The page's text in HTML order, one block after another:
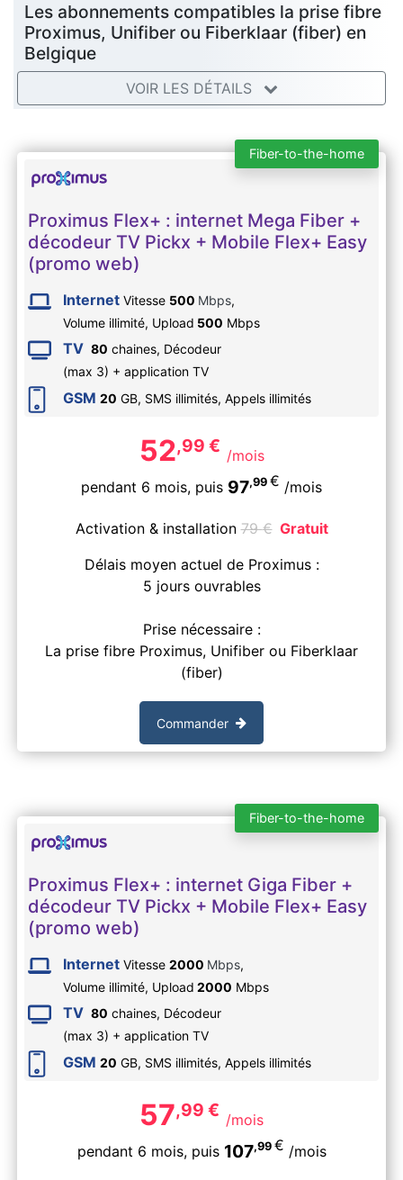
Les abonnements compatibles la prise fibre
Proximus, Unifiber ou Fiberklaar (fiber) en
Belgique
VOIR LES DÉTAILS
Fiber-to-the-home
Proximus Flex+ : internet Mega Fiber +
décodeur TV Pickx + Mobile Flex+ Easy
(promo web)
Internet Vitesse 500 Mbps,
Volume illimité, Upload 500 Mbps
TV 80 chaines, Décodeur
(max 3) + application TV
GSM 20 GB, SMS illimités, Appels illimités
52,99 € /mois
pendant 6 mois, puis 97,99 € /mois
Activation & installation79€ Gratuit
Délais moyen actuel de Proximus :
5 jours ouvrables
Prise nécessaire :
La prise fibre Proximus, Unifiber ou Fiberklaar
(fiber)
Commander
Fiber-to-the-home
Proximus Flex+ : internet Giga Fiber +
décodeur TV Pickx + Mobile Flex+ Easy
(promo web)
Internet Vitesse 2000 Mbps,
Volume illimité, Upload 2000 Mbps
TV 80 chaines, Décodeur
(max 3) + application TV
GSM 20 GB, SMS illimités, Appels illimités
57,99 € /mois
pendant 6 mois, puis 107,99 € /mois